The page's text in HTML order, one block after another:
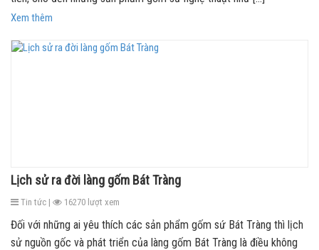
Xem thêm
Lịch sử ra đời làng gốm Bát Tràng
Tin tức | 16270 lượt xem
Đối với những ai yêu thích các sản phẩm gốm sứ Bát Tràng thì lịch
sử nguồn gốc và phát triển của làng gốm Bát Tràng là điều không